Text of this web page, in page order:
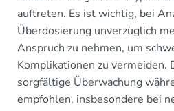
auftreten. Es ist wichtig, bei
Überdosierung unverzüglich
Anspruch zu nehmen, um
Komplikationen zu vermeiden.
sorgfältige Überwachung
empfohlen, insbesondere bei